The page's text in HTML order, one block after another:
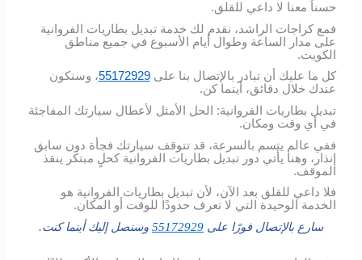
حسناُ معنا لا داعي للقلق.
فمع كراجات الراشد، نقدم لك خدمة تبديل بطاريات الفروانية
على مدار الساعة وطوال أيام الأسبوع في جميع مناطق
الكويت.
كل ما عليك أن تبادر بالإتصال بنا على55172929، وسنكون
عندك خلال دقائق، أينما كن.
تبديل بطاريات الفروانية: الحل الأمثل لأعطال سيارتك المفاجئة
في أي وقت ومكان.
ففي عالم يتسم بالسرعة، قد تتوقف سيارتك فجأة دون سابق
إنذار، وهنا يأتي دور تبديل بطاريات الفروانية كحلٍ مبتكر ينقذ
الموقف.
فلا داعي للقلق بعد الآن، لأن تبديل بطاريات الفروانية هو
الخدمة الوحيدة التي لا تعرف حدودًا للوقت أو المكان.
سارع بالإتصال فورًا على 55172929 وسنصل إليك أينما كنت.